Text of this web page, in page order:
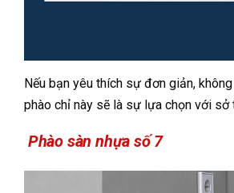
Nếu bạn yêu thích sự đơn giản,
phào chỉ này sẽ là sự lựa chọn với sở
Phào sàn nhựa số 7